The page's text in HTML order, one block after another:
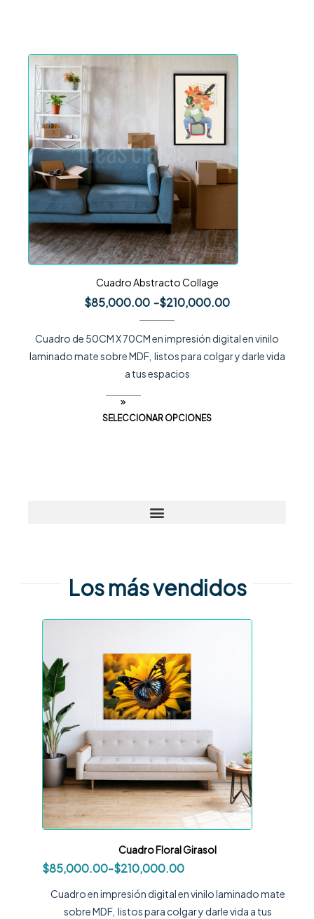
Cuadro Abstracto Collage
$85,000.00 -$210,000.00
Cuadro de 50CM X 70CM en impresión digital en vinilo
laminado mate sobre MDF, listos para colgar y darle vida
a tus espacios
SELECCIONAR OPCIONES
Los más vendidos
Cuadro Floral Girasol
$85,000.00-$210,000.00
Cuadro en impresión digital en vinilo laminado mate
sobre MDF, listos para colgar y darle vida a tus